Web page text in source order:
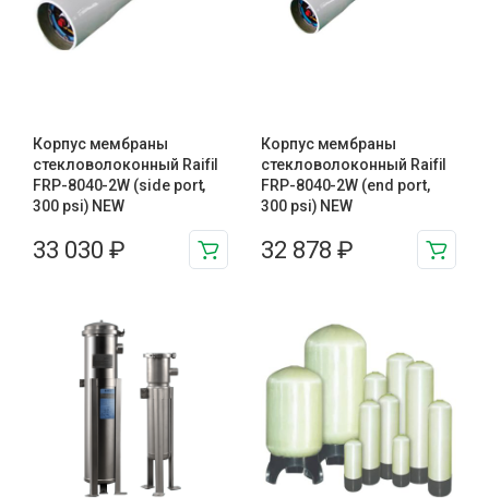
Корпус мембраны
стекловолоконный Raifil
FRP-8040-2W (side port,
300 psi) NEW
33 030 ₽
Корпус мембраны
стекловолоконный Raifil
FRP-8040-2W (end port,
300 psi) NEW
32 878 ₽